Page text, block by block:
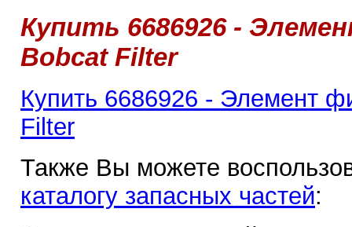
Купить 6686926 -
Bobcat Filter
Купить 6686926 - Элемент
Filter
Также Вы можете
каталогу запасных частей: